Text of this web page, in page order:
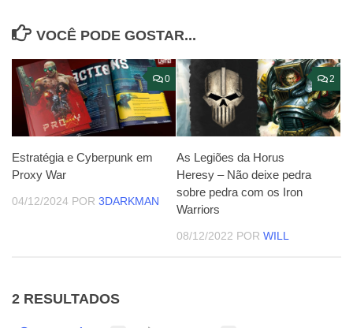
VOCÊ PODE GOSTAR...
0
Estratégia e Cyberpunk em
Proxy War
04/12/2024 POR 3DARKMAN
2
As Legiões da Horus
Heresy – Não deixe pedra
sobre pedra com os Iron
Warriors
08/12/2022 POR WILL
2 RESULTADOS